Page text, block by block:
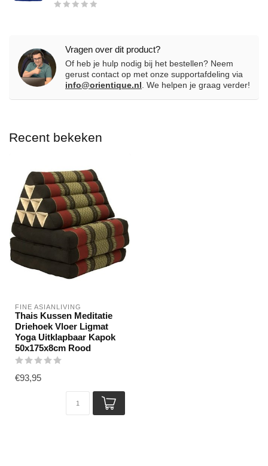
Vragen over dit product?
Of heb je hulp nodig bij het bestellen? Neem
gerust contact op met onze supportafdeling via
info@orientique.nl. We helpen je graag verder!
Recent bekeken
FINE ASIANLIVING
Thais Kussen Meditatie
Driehoek Vloer Ligmat
Yoga Uitklapbaar Kapok
50x175x8cm Rood
€93,95